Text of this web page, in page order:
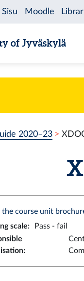
of Jyväskylä
2020–23
the course unit
scale: Pass - fail
: